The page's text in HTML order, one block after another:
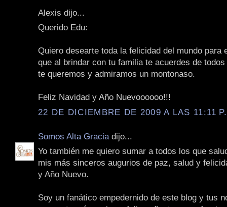
Alexis dijo...
Querido Edu:
Quiero desearte toda la felicidad del mundo para
que al brindar con tu familia te acuerdes de
te queremos y admiramos un montonaso.
Feliz Navidad y Año Nuevoooooo!!!
22 DE DICIEMBRE DE 2009 A LAS 11:11
Somos Alta Gracia dijo...
Yo también me quiero sumar a todos los que
mis más sinceros augurios de paz, salud y
y Año Nuevo.
Soy un fanático empedernido de este blog y tus